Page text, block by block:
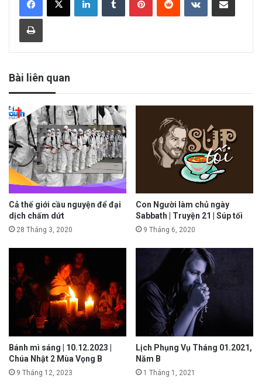
Bài liên quan
Cả thế giới cầu nguyện để đại
dịch chấm dứt
28 Tháng 3, 2020
Con Người làm chủ ngày
Sabbath | Truyện 21 | Súp tối
9 Tháng 6, 2020
Bánh mì sáng | 10.12.2023 |
Chúa Nhật 2 Mùa Vọng B
9 Tháng 12, 2023
Lịch Phụng Vụ Tháng 01.2021,
Năm B
1 Tháng 1, 2021